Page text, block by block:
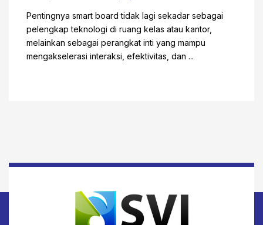
Pentingnya smart board tidak lagi sekadar sebagai
pelengkap teknologi di ruang kelas atau kantor,
melainkan sebagai perangkat inti yang mampu
mengakselerasi interaksi, efektivitas, dan ...